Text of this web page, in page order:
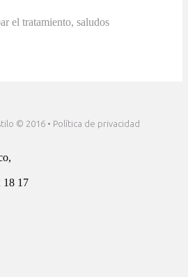
el tratamiento, saludos
© 2016 • Política de privacidad
18 17